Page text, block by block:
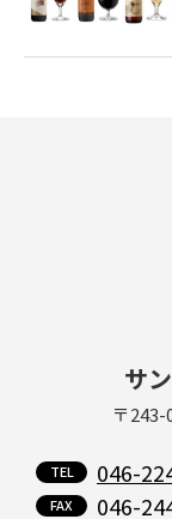
サ
〒
046-
046-